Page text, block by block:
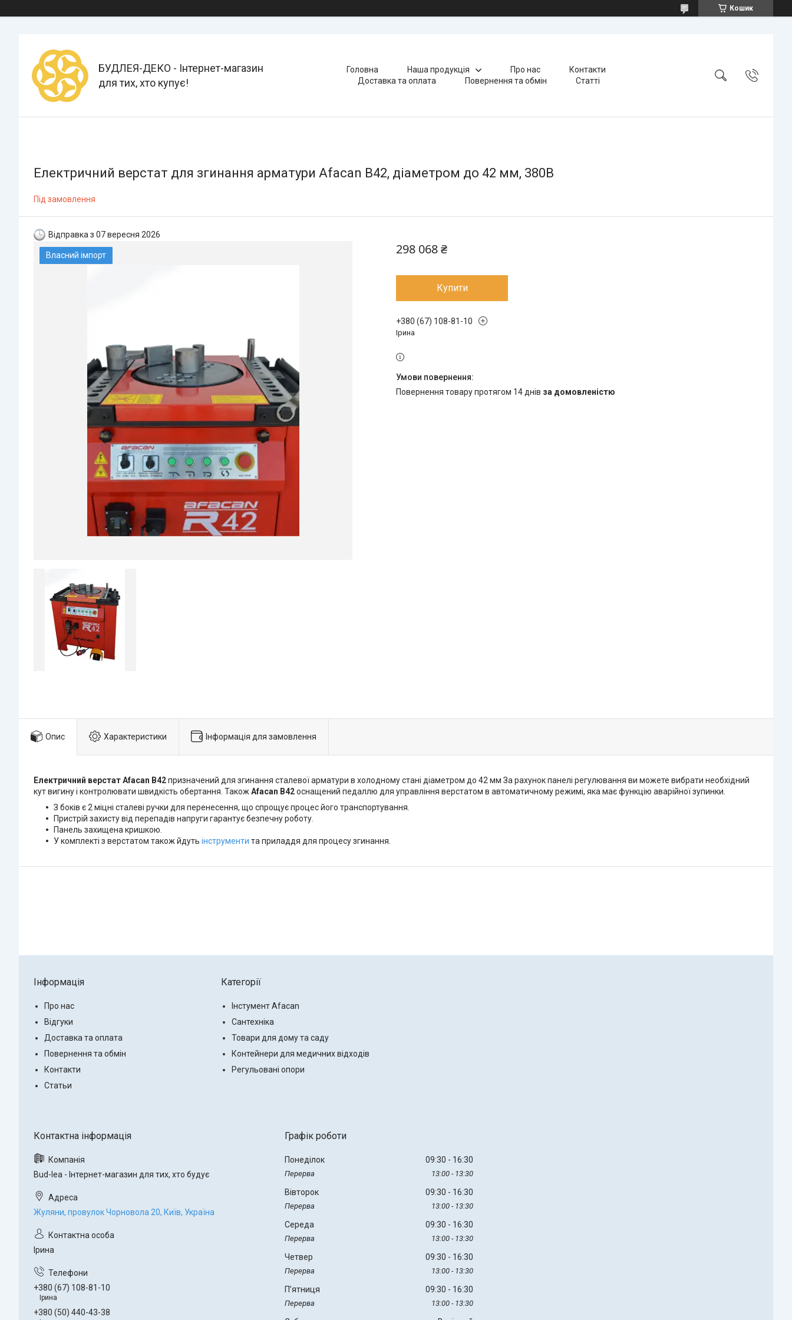
Кошик
БУДЛЕЯ-ДЕКО - Інтернет-магазин
для тих, хто купує!
Головна Наша продукція Про нас
Контакти
Доставка та оплата
Повернення та обмін Статті
Електричний верстат для згинання арматури Afacan B42, діаметром до 42 мм, 380В
Під замовлення
Відправка з 07 вересня 2026
Власний імпорт 298 068 ₴
Купити
+380 (67) 108-81-10
Ірина
повернення товару протягом 14 днів за домовленістю
Опис Характеристики Інформація для замовлення
Електричний верстатAfacan B42призначений для згинання сталевої арматури в холодному стані діаметром до 42 мм За рахунок панелі регулювання ви можете вибрати необхідний
кут вигину і контролювати швидкість обертання. Також Afacan B42оснащений педаллю для управління верстатом в автоматичному режимі, яка має функцію аварійної зупинки.
З боків є 2 міцні сталеві ручки для перенесення, що спрощує процес його транспортування.
Пристрій захисту від перепадів напруги гарантує безпечну роботу.
Панель захищена кришкою.
У комплекті з верстатом також йдуть інструменти та приладдя для процесу згинання.
Інформація
Про нас
Відгуки
Доставка та оплата
Повернення та обмін
Контакти
Статьи
Категорії
Інстумент Afacan
Сантехніка
Товари для дому та саду
Контейнери для медичних відходів
Регульовані опори
Bud-lea - Інтернет-магазин для тих, хто будує
Жуляни, провулок Чорновола 20, Київ, Україна
Ірина
+380 (67) 108-81-10
Ірина
+380 (50) 440-43-38
Графік роботи
Понеділок 09:30 16:30
13:00 13:30
Вівторок 09:30 16:30
13:00 13:30
Середа 09:30 16:30
13:00 13:30
Четвер 09:30 16:30
13:00 13:30
Пʼятниця 09:30 16:30
13:00 13:30